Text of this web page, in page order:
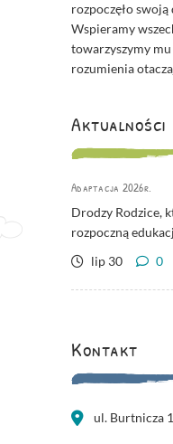
rozpoczęło
Wspieramy
towarzyszymy
rozumienia
Aktualności
Adaptacja 2026r.
Drodzy Rodzice,
rozpoczną
lip 30
0
Kontakt
ul. Burtnicza